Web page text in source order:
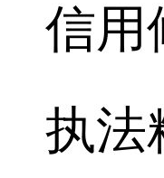
信用
执法